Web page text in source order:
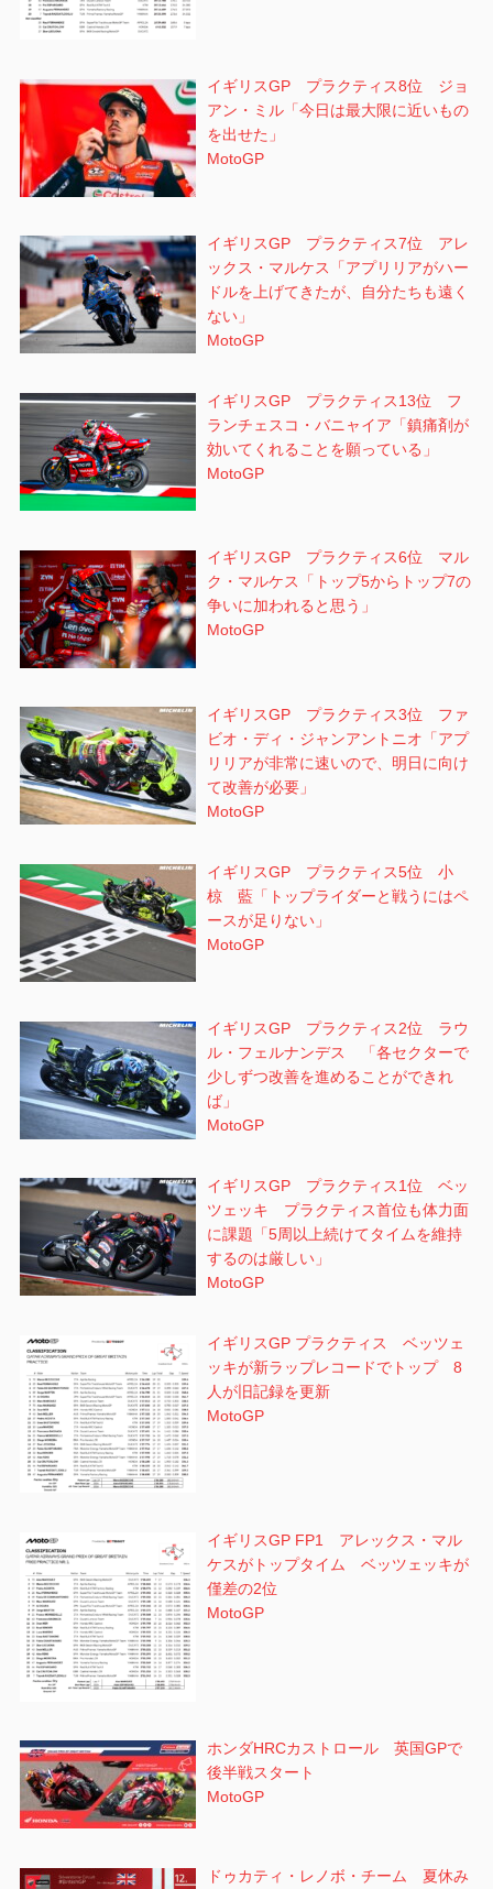
イギリスGP プラクティス8位 ジョ
アン・ミル「今日は最大限に近いもの
を出せた」
MotoGP
イギリスGP プラクティス7位 アレ
ックス・マルケス「アプリリアがハー
ドルを上げてきたが、自分たちも遠く
ない」
MotoGP
イギリスGP プラクティス13位 フ
ランチェスコ・バニャイア「鎮痛剤が
効いてくれることを願っている」
MotoGP
イギリスGP プラクティス6位 マル
ク・マルケス「トップ5からトップ7の
争いに加われると思う」
MotoGP
イギリスGP プラクティス3位 ファ
ビオ・ディ・ジャンアントニオ「アプ
リリアが非常に速いので、明日に向け
て改善が必要」
MotoGP
イギリスGP プラクティス5位 小
椋 藍「トップライダーと戦うにはペ
ースが足りない」
MotoGP
イギリスGP プラクティス2位 ラウ
ル・フェルナンデス 「各セクターで
少しずつ改善を進めることができれ
ば」
MotoGP
イギリスGP プラクティス1位 ベッ
ツェッキ プラクティス首位も体力面
に課題「5周以上続けてタイムを維持
するのは厳しい」
MotoGP
イギリスGP プラクティス ベッツェ
ッキが新ラップレコードでトップ 8
人が旧記録を更新
MotoGP
イギリスGP FP1 アレックス・マル
ケスがトップタイム ベッツェッキが
僅差の2位
MotoGP
ホンダHRCカストロール 英国GPで
後半戦スタート
MotoGP
ドゥカティ・レノボ・チーム 夏休み